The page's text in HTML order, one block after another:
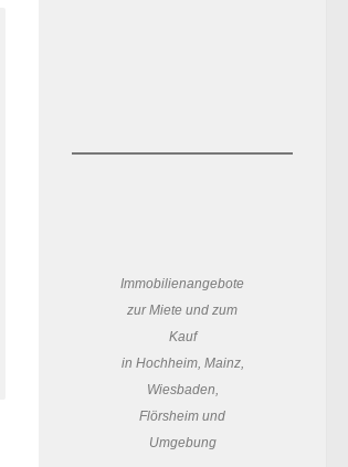
Immobilienangebote
zur Miete und zum
Kauf
in Hochheim, Mainz,
Wiesbaden,
Flörsheim und
Umgebung